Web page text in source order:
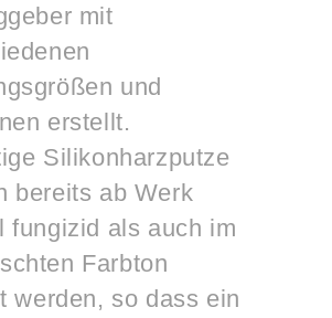
mit
und
erstellt.
Silikonharzputze
bereits ab Werk
fungizid als auch im
Farbton
werden, so dass ein